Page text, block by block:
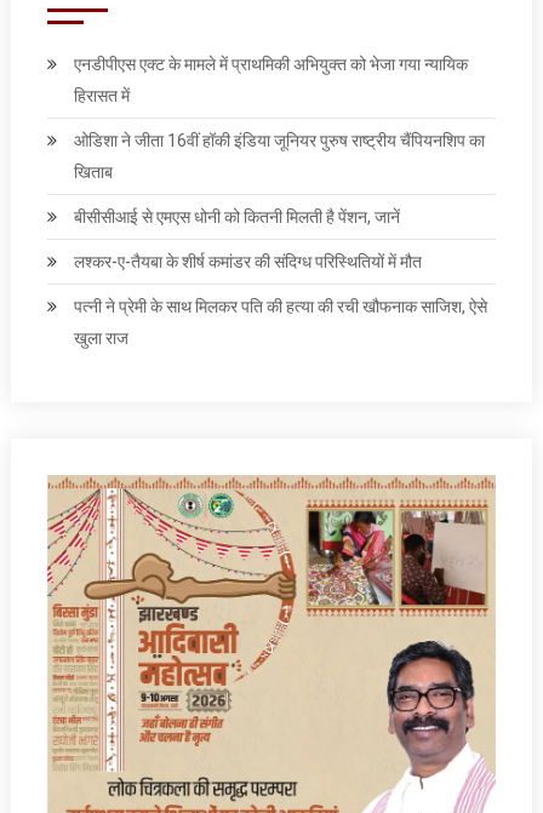
एनडीपीएस एक्ट के मामले में प्राथमिकी अभियुक्त को भेजा गया न्यायिक
हिरासत में
ओडिशा ने जीता 16वीं हॉकी इंडिया जूनियर पुरुष राष्ट्रीय चैंपियनशिप का
खिताब
बीसीसीआई से एमएस धोनी को कितनी मिलती है पेंशन, जानें
लश्कर-ए-तैयबा के शीर्ष कमांडर की संदिग्ध परिस्थितियों में मौत
पत्‍नी ने प्रेमी के साथ मिलकर पति की हत्‍या की रची खौफनाक साजिश, ऐसे
खुला राज